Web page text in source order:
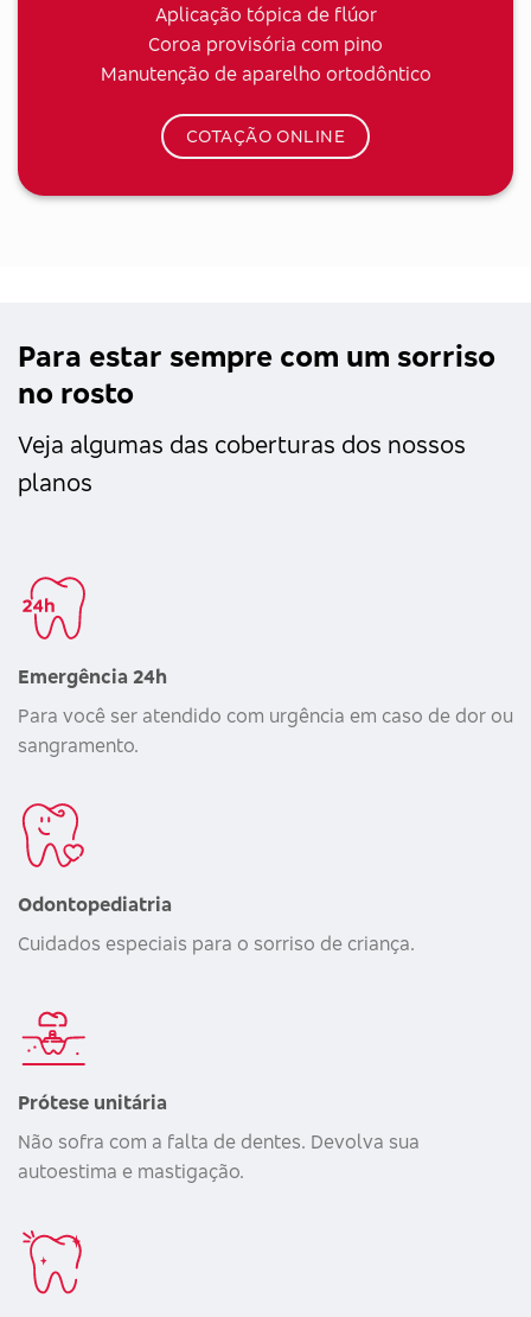
Aplicação tópica de flúor
Coroa provisória com pino
Manutenção de aparelho ortodôntico
COTAÇÃO ONLINE
Para estar sempre com um sorriso
no rosto
Veja algumas das coberturas dos nossos
planos
Emergência 24h
Para você ser atendido com urgência em caso de dor ou
sangramento.
Odontopediatria
Cuidados especiais para o sorriso de criança.
Prótese unitária
Não sofra com a falta de dentes. Devolva sua
autoestima e mastigação.